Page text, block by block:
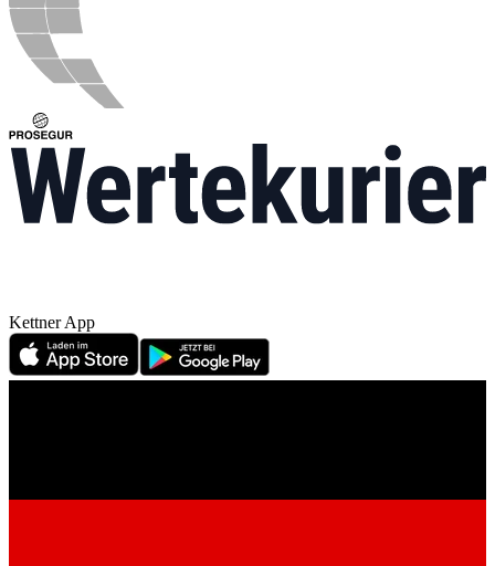
Kettner App